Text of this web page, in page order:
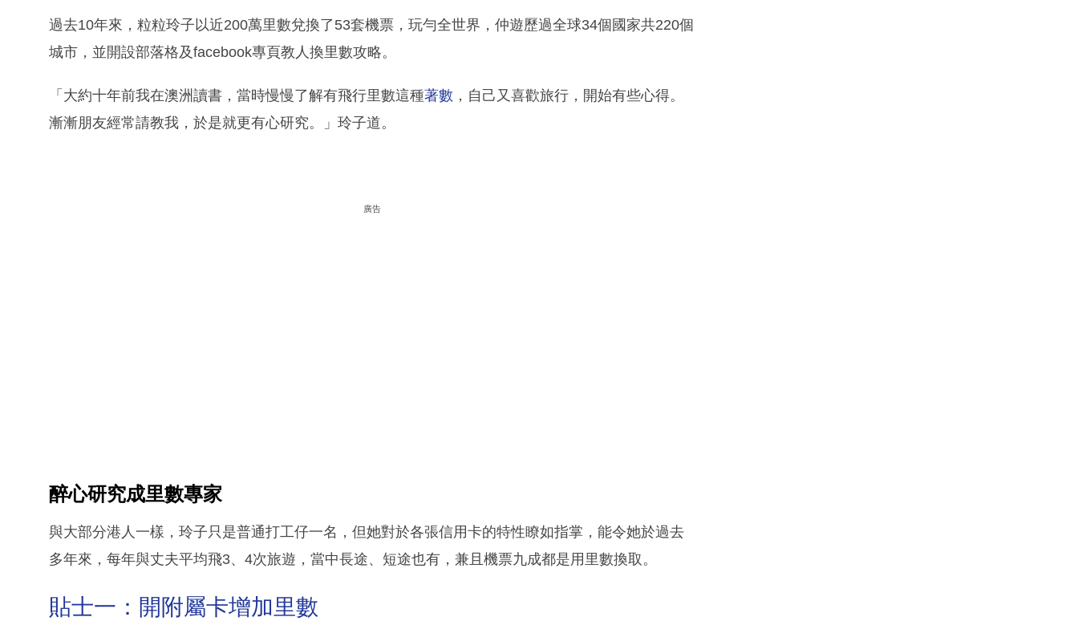
過去10年來，粒粒玲子以近200萬里數兌換了53套機票，玩勻全世界，仲遊歷過全球34個國家共220個
城市，並開設部落格及facebook專頁教人換里數攻略。
「大約十年前我在澳洲讀書，當時慢慢了解有飛行里數這種著數 ，自己又喜歡旅行，開始有些心得。
漸漸朋友經常請教我，於是就更有心研究。」玲子道。
廣告
醉心研究成里數專家
與大部分港人一樣，玲子只是普通打工仔一名，但她對於各張信用卡的特性瞭如指掌，能令她於過去
多年來，每年與丈夫平均飛3、4次旅遊，當中長途、短途也有，兼且機票九成都是用里數換取。
貼士一：開附屬卡增加里數